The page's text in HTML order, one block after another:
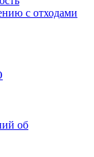
с отходами
об